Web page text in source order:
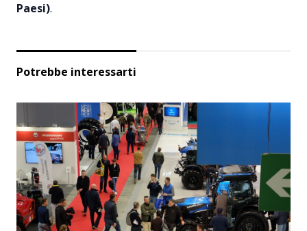
Paesi).
Potrebbe interessarti